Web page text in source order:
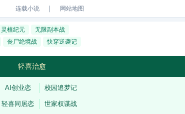
连载小说 ｜ 网站地图
灵植纪元
无限副本战
丧尸绝境战 快穿逆袭记
轻喜治愈
AI创业恋 校园追梦记
轻喜同居恋 世家权谋战